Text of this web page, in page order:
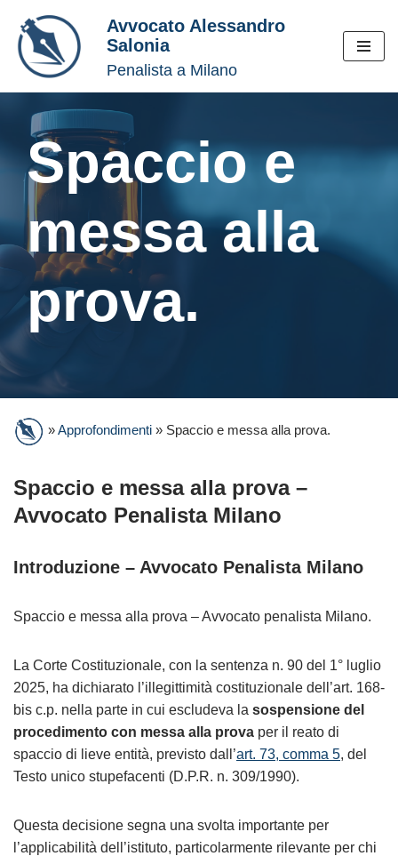
Vai
al
contenuto
Avvocato Alessandro
Salonia
Penalista a Milano
Spaccio e
messa alla
prova.
»Approfondimenti » Spaccio e messa alla prova.
Spaccio e messa alla prova –
Avvocato Penalista Milano
Introduzione – Avvocato Penalista Milano
Spaccio e messa alla prova – Avvocato penalista Milano.
La Corte Costituzionale, con la sentenza n. 90 del 1° luglio
2025, ha dichiarato l’illegittimità costituzionale dell’art. 168-
bis c.p. nella parte in cui escludeva la sospensione del
procedimento con messa alla prova per il reato di
spaccio di lieve entità, previsto dall’art. 73, comma 5, del
Testo unico stupefacenti (D.P.R. n. 309/1990).
Questa decisione segna una svolta importante per
l’applicabilità dell’istituto, particolarmente rilevante per chi